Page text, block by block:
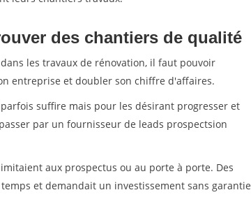
des chantiers de qualité
les travaux de rénovation, il faut pouvoir
entreprise et doubler son chiffre d'affaires.
suffire mais pour les désirant progresser et
par un fournisseur de leads prospectsion
aux prospectus ou au porte à porte. Des
et demandait un investissement sans garantie